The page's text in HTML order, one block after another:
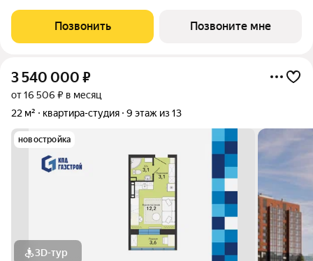
холлов, благоустроенным двором. В квартирографии,
традиционно, представлен широкий
Позвонить Позвоните мне
3 540 000 ₽
от 16 506 ₽ в месяц
22 м²
квартира-студия 9 этаж из 13
новостройка
3D-тур